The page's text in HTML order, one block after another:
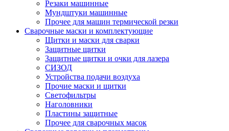
Резаки машинные
Мундштуки машинные
Прочее для машин термической резки
Сварочные маски и комплектующие
Щитки и маски для сварки
Защитные щитки
Защитные щитки и очки для лазера
СИЗОД
Устройства подачи воздуха
Прочие маски и щитки
Светофильтры
Наголовники
Пластины защитные
Прочее для сварочных масок